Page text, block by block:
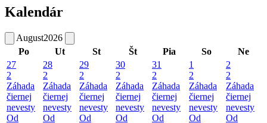
Kalendár
August2026
Po
Ut St Št Pia So
Ne
27
2
Záhada
čiernej
nevesty
Od
28
2
Záhada
čiernej
nevesty
Od
29
2
Záhada
čiernej
nevesty
Od
30
2
Záhada
čiernej
nevesty
Od
31
2
Záhada
čiernej
nevesty
Od
1
2
Záhada
čiernej
nevesty
Od
2
2
Záhada
čiernej
nevesty
Od